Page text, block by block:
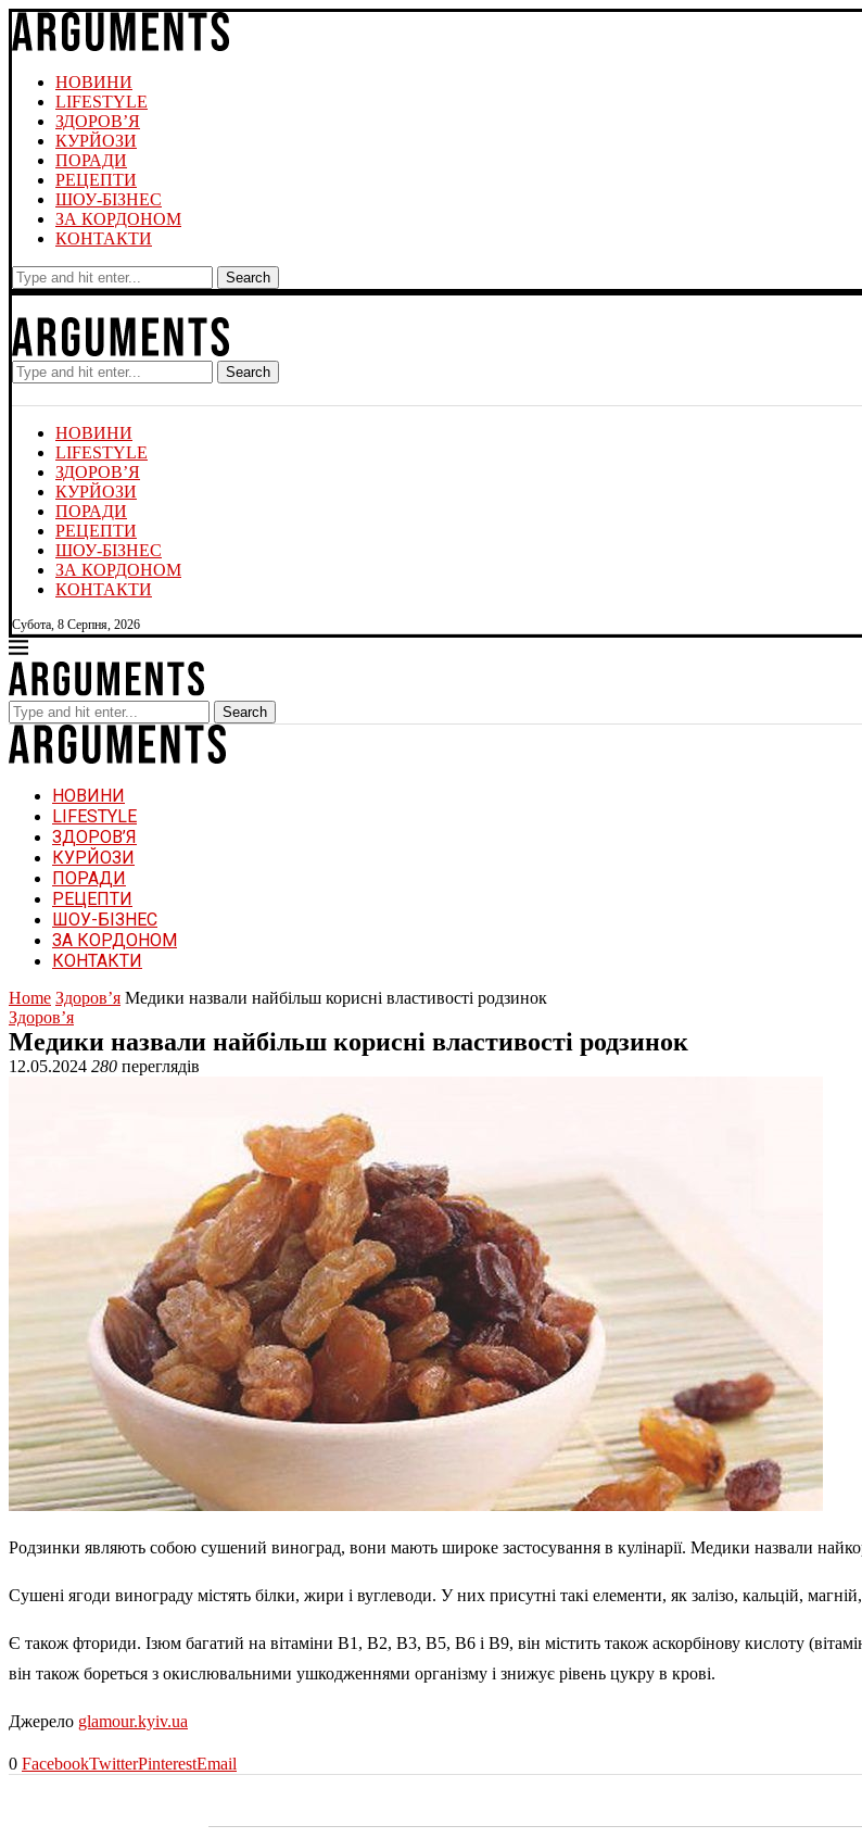
НОВИНИ
LIFESTYLE
ЗДОРОВ’Я
КУРЙОЗИ
ПОРАДИ
РЕЦЕПТИ
ШОУ-БІЗНЕС
ЗА КОРДОНОМ
КОНТАКТИ
Search
Search
НОВИНИ
LIFESTYLE
ЗДОРОВ’Я
КУРЙОЗИ
ПОРАДИ
РЕЦЕПТИ
ШОУ-БІЗНЕС
ЗА КОРДОНОМ
КОНТАКТИ
Субота, 8 Серпня, 2026
Search
НОВИНИ
LIFESTYLE
ЗДОРОВ’Я
КУРЙОЗИ
ПОРАДИ
РЕЦЕПТИ
ШОУ-БІЗНЕС
ЗА КОРДОНОМ
КОНТАКТИ
Home Здоров’я Медики назвали найбільш корисні властивості родзинок
Здоров’я
Медики назвали найбільш корисні властивості родзинок
12.05.2024 280 переглядів
Родзинки являють собою сушений виноград, вони мають широке застосування в кулінарії. Медики назвали
Сушені ягоди винограду містять білки, жири і вуглеводи. У них присутні такі елементи, як залізо, кальцій,
Є також фториди. Ізюм багатий на вітаміни В1, B2, B3, B5, B6 і B9, він містить також аскорбінову кислоту
він також бореться з окислювальними ушкодженнями організму і знижує рівень цукру в крові.
Джерело glamour.kyiv.ua
0 FacebookTwitterPinterestEmail